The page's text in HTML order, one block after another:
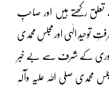
رکھتے ہیں اور صاحبِ
توحیدِ الٰہی اور مجلسِ محمدی
حضوری کے شرف سے بے خبر
محمدی صلی اللہ علیہ وآلہٖ